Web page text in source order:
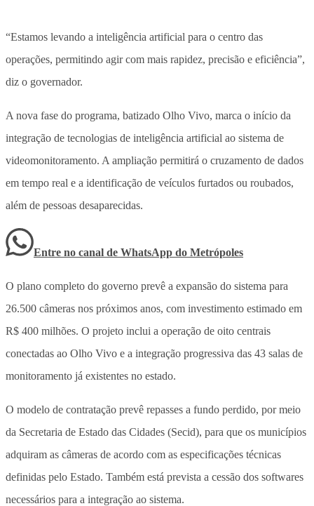
“Estamos levando a inteligência artificial para o centro das
operações, permitindo agir com mais rapidez, precisão e eficiência”,
diz o governador.
A nova fase do programa, batizado Olho Vivo, marca o início da
integração de tecnologias de inteligência artificial ao sistema de
videomonitoramento. A ampliação permitirá o cruzamento de dados
em tempo real e a identificação de veículos furtados ou roubados,
além de pessoas desaparecidas.
Entre no canal de WhatsApp do Metrópoles
O plano completo do governo prevê a expansão do sistema para
26.500 câmeras nos próximos anos, com investimento estimado em
R$ 400 milhões. O projeto inclui a operação de oito centrais
conectadas ao Olho Vivo e a integração progressiva das 43 salas de
monitoramento já existentes no estado.
O modelo de contratação prevê repasses a fundo perdido, por meio
da Secretaria de Estado das Cidades (Secid), para que os municípios
adquiram as câmeras de acordo com as especificações técnicas
definidas pelo Estado. Também está prevista a cessão dos softwares
necessários para a integração ao sistema.